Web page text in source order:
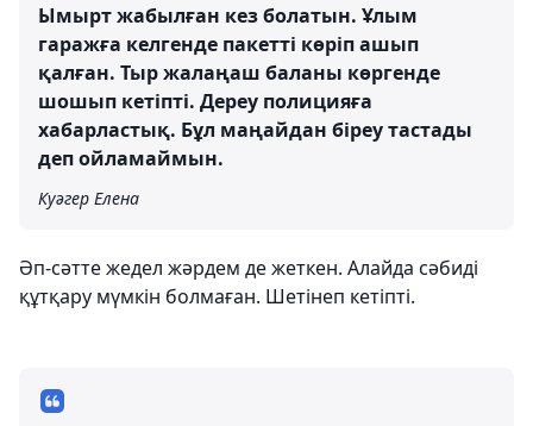
Ымырт жабылған кез болатын. Ұлым
гаражға келгенде пакетті көріп ашып
қалған. Тыр жалаңаш баланы көргенде
шошып кетіпті. Дереу полицияға
хабарластық. Бұл маңайдан біреу тастады
деп ойламаймын.
Куәгер Елена
Әп-сәтте жедел жәрдем де жеткен. Алайда сәбиді
құтқару мүмкін болмаған. Шетінеп кетіпті.